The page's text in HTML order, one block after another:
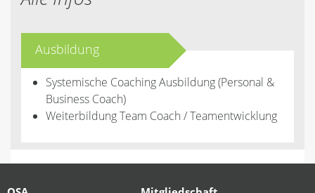
Ausbildung
Systemische Coaching Ausbildung (Personal &
Business Coach)
Weiterbildung Team Coach / Teamentwicklung